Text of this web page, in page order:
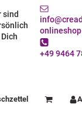
sind
+49 9464
Warenkorb